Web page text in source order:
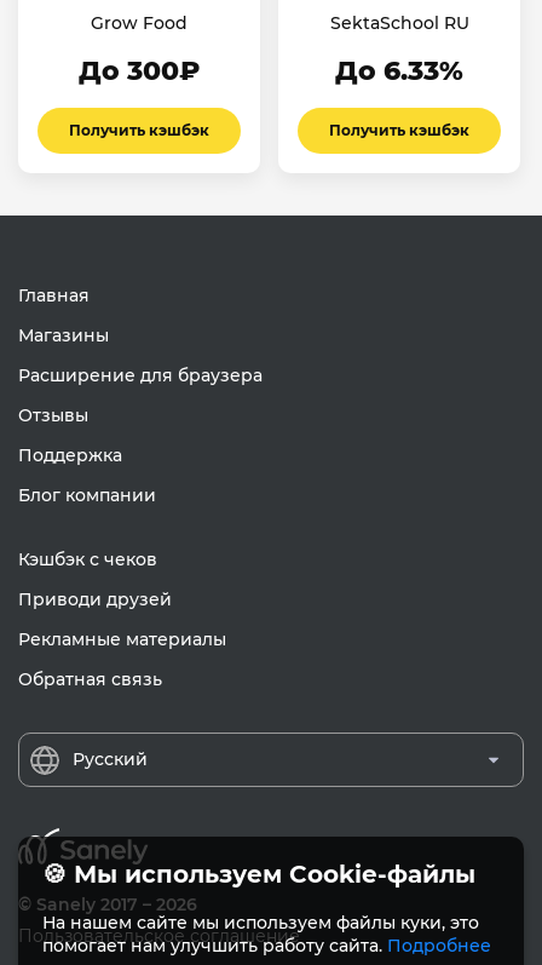
Grow Food
До 300₽
Получить кэшбэк
SektaSchool RU
До 6.33%
Получить кэшбэк
Главная
Магазины
Расширение для браузера
Отзывы
Поддержка
Блог компании
Кэшбэк с чеков
Приводи друзей
Рекламные материалы
Обратная связь
Русский
© Sanely 2017 – 2026
Пользовательское соглашение
🍪 Мы используем Cookie-файлы
На нашем сайте мы используем файлы куки, это
помогает нам улучшить работу сайта. Подробнее